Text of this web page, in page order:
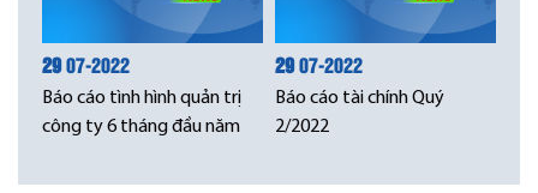
2907-2022
Báo cáo tình hình quản trị
công ty 6 tháng đầu năm
2907-2022
Báo cáo tài chính Quý
2/2022